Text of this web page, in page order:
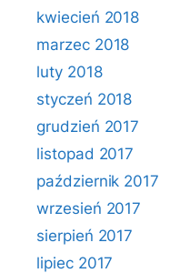
kwiecień 2018
marzec 2018
luty 2018
styczeń 2018
grudzień 2017
listopad 2017
październik 2017
wrzesień 2017
sierpień 2017
lipiec 2017